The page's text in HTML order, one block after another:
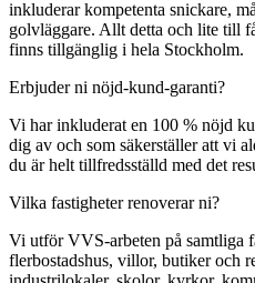
inkluderar kompetenta snickare,
golvläggare. Allt detta och lite till
finns tillgänglig i hela Stockholm.
Erbjuder ni nöjd-kund-garanti?
Vi har inkluderat en 100 % nöjd
dig av och som säkerställer att vi
du är helt tillfredsställd med det
Vilka fastigheter renoverar ni?
Vi utför VVS-arbeten på samtliga
flerbostadshus, villor, butiker och